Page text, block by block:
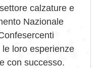
calzature e
Nazionale
loro esperienze
con successo.